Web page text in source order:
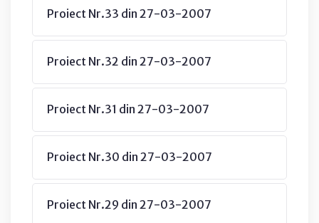
Proiect Nr.33 din 27-03-2007
Proiect Nr.32 din 27-03-2007
Proiect Nr.31 din 27-03-2007
Proiect Nr.30 din 27-03-2007
Proiect Nr.29 din 27-03-2007